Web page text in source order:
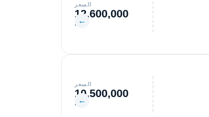
السعر
12,600,000
جنيه
←
السعر
10,500,000
جنيه
←